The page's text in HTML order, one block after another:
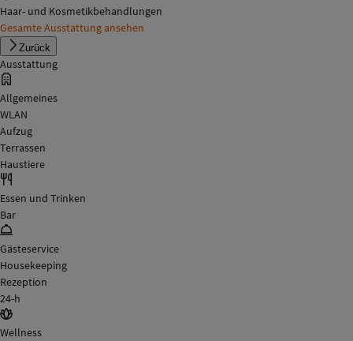
Haar- und Kosmetikbehandlungen
Gesamte Ausstattung ansehen
Zurück
Ausstattung
Allgemeines
WLAN
Aufzug
Terrassen
Haustiere
Essen und Trinken
Bar
Gästeservice
Housekeeping
Rezeption
24-h
Wellness